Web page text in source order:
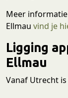
Meer
Ellmau vind je
Ligging
Ellmau
Vanaf Utrecht